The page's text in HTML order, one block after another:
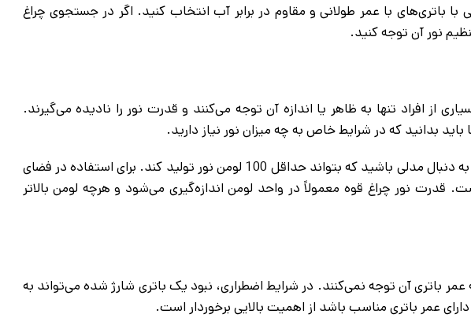
با باتری‌های با عمر طولانی و مقاوم در برابر آب انتخاب کنید. اگر در جستجوی چراغ
نور آن توجه کنید.
از افراد تنها به ظاهر یا اندازه آن توجه می‌کنند و قدرت نور را نادیده می‌گیرند.
بدانید که در شرایط خاص به چه میزان نور نیاز دارید.
اگر چراغ قوه شما برای شرایط کم‌نور یا تاریکی کامل نیاز است باید به دنبال مدلی باشید که بتواند حداقل 100 لومن نور تولید کند. برای استفاده در فضای
قدرت نور چراغ قوه معمولاً در واحد لومن اندازه‌گیری می‌شود و هرچه لومن بالاتر
باتری آن توجه نمی‌کنند. در شرایط اضطراری، نبود یک باتری شارژ شده می‌تواند به
عمر باتری مناسب باشد از اهمیت بالایی برخوردار است.